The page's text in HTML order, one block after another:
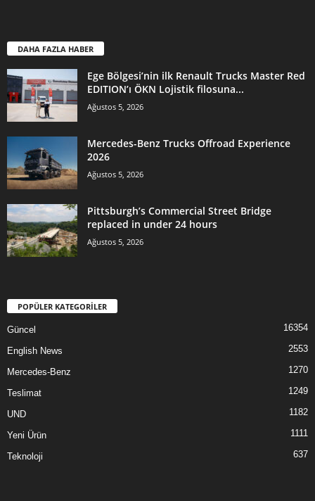
DAHA FAZLA HABER
Ege Bölgesi’nin ilk Renault Trucks Master Red
EDITION’ı ÖKN Lojistik filosuna...
Ağustos 5, 2026
Mercedes-Benz Trucks Offroad Experience
2026
Ağustos 5, 2026
Pittsburgh’s Commercial Street Bridge
replaced in under 24 hours
Ağustos 5, 2026
POPÜLER KATEGORİLER
Güncel 16354
English News 2553
Mercedes-Benz 1270
Teslimat 1249
UND 1182
Yeni Ürün 1111
Teknoloji 637